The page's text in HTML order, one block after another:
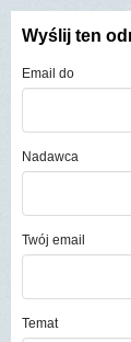
Wyślij ten
Email do
Nadawca
Twój email
Temat